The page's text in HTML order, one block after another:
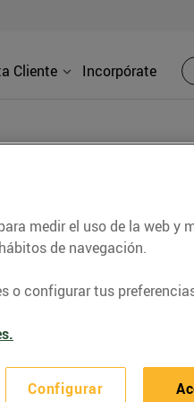
Cliente Incorpórate
y Esclat a través de
medir el uso de la web y
de navegación.
o configurar tus
Configurar